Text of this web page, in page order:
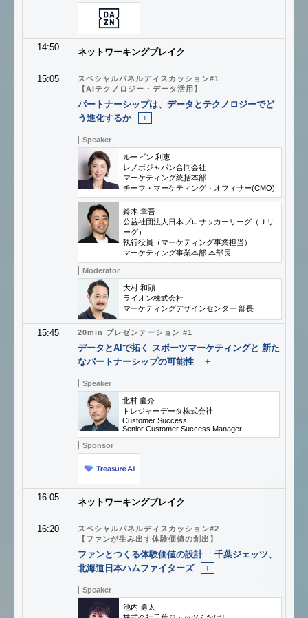
14:50 ネットワーキングブレイク
15:05
スペシャルパネルディスカッション#1
【AIテクノロジー・データ活用】
パートナーシップは、データとテクノロジーでど
う進化するか
+
Speaker
ルービン 利恵
レノボジャパン合同会社
マーケティング統括本部
チーフ・マーケティング・オフィサー(CMO)
鈴木 章吾
公益社団法人日本プロサッカーリーグ（Ｊリ
ーグ）
執行役員（マーケティング事業担当）
マーケティング事業本部 本部長
Moderator
大村 和顕
ライオン株式会社
マーケティングデザインセンター 部長
15:45 20min プレゼンテーション #1
データとAIで拓く スポーツマーケティングと 新た
なパートナーシップの可能性
+
Speaker
北村 慶介
トレジャーデータ株式会社
Customer Success
Senior Customer Success Manager
Sponsor
16:05 ネットワーキングブレイク
16:20
スペシャルパネルディスカッション#2
【ファンが生み出す体験価値の創出】
ファンとつくる体験価値の設計 ─ 千葉ジェッツ、
北海道日本ハムファイターズ
+
Speaker
池内 勇太